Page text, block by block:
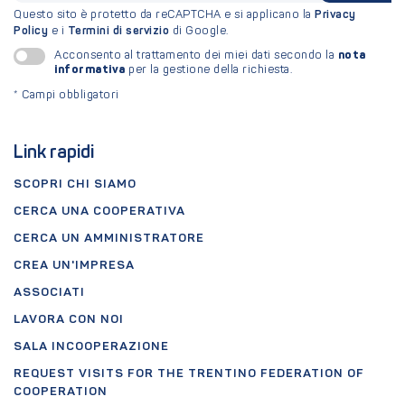
Link rapidi
SCOPRI CHI SIAMO
CERCA UNA COOPERATIVA
CERCA UN AMMINISTRATORE
CREA UN'IMPRESA
ASSOCIATI
LAVORA CON NOI
SALA INCOOPERAZIONE
REQUEST VISITS FOR THE TRENTINO FEDERATION OF
COOPERATION
Questo sito è protetto da reCAPTCHA e si applicano la Privacy
Policy e i Termini di servizio di Google.
Acconsento al trattamento dei miei dati secondo la nota
informativa per la gestione della richiesta.
* Campi obbligatori